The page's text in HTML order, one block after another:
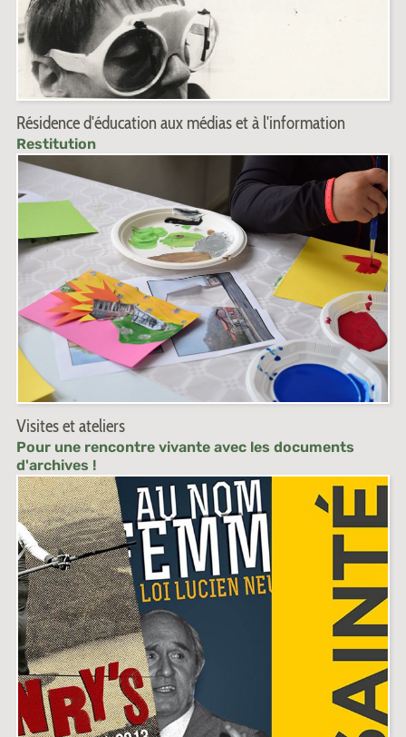
Résidence d'éducation aux médias et à l'information
Restitution
Visites et ateliers
Pour une rencontre vivante avec les documents
d'archives !